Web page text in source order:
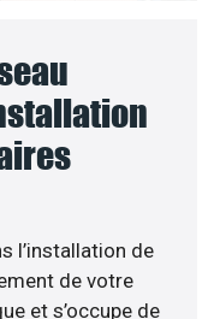
l’installation de
de votre
et s’occupe de